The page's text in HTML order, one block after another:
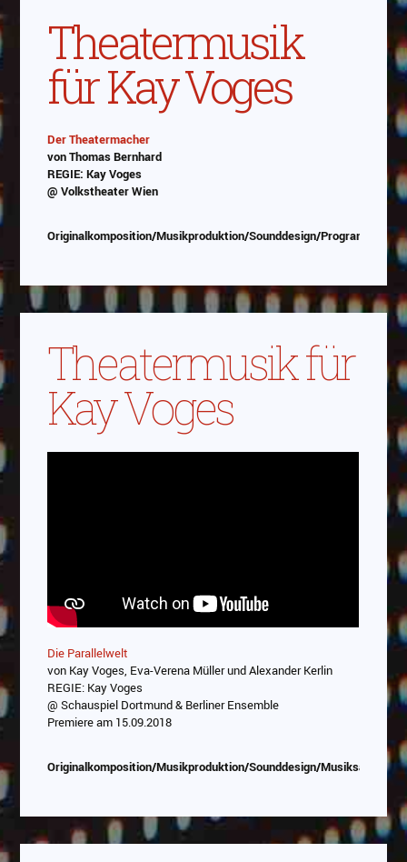
Theatermusik
für Kay Voges
Abspielen
Das Video wird von Youtube eingebettet
Google
Der Theatermacher
von Thomas Bernhard
REGIE: Kay Voges
@ Volkstheater Wien
Originalkomposition/Musikproduktion/Sounddesign/
Theatermusik für
Kay Voges
Die Parallelwelt
von Kay Voges, Eva-Verena Müller und Alexander Kerlin
REGIE: Kay Voges
@ Schauspiel Dortmund & Berliner Ensemble
Premiere am 15.09.2018
Originalkomposition/Musikproduktion/Sounddesign/